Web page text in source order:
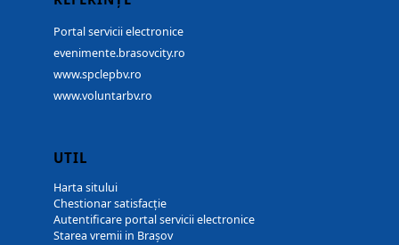
Portal servicii electronice
evenimente.brasovcity.ro
www.spclepbv.ro
www.voluntarbv.ro
UTIL
Harta sitului
Chestionar satisfacție
Autentificare portal servicii electronice
Starea vremii in Brașov